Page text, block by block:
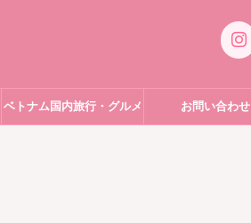
ベトナム国内旅行・グルメ お問い合わせ